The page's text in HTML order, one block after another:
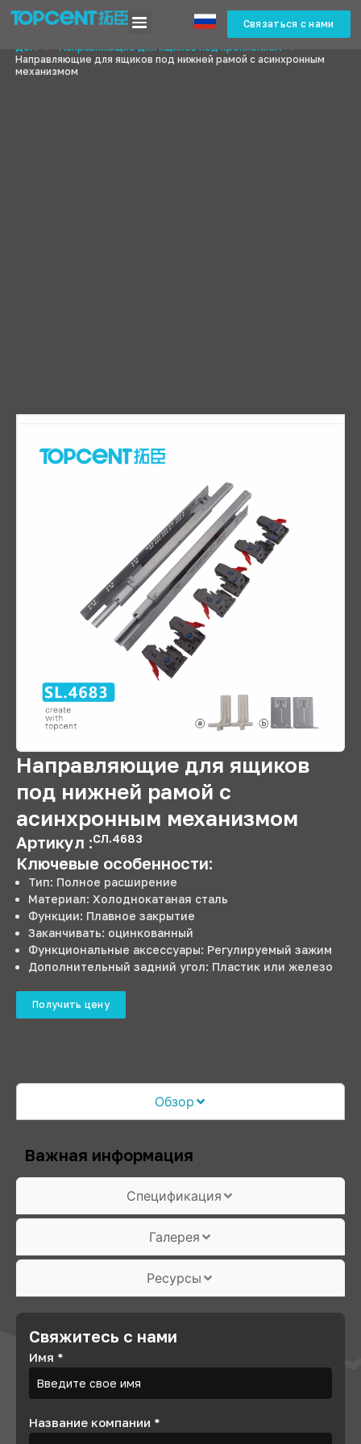
Связаться с нами
Дом
> Направляющие для ящиков под креплением
>
Направляющие для ящиков под нижней рамой с асинхронным
механизмом
Направляющие для ящиков
под нижней рамой с
асинхронным механизмом
Артикул :СЛ.4683
Ключевые особенности:
Тип: Полное расширение
Материал: Холоднокатаная сталь
Функции: Плавное закрытие
Заканчивать: оцинкованный
Функциональные аксессуары: Регулируемый зажим
Дополнительный задний угол: Пластик или железо
Получить цену
Обзор
Спецификация
Галерея
Ресурсы
Важная информация
Свяжитесь с нами
Имя *
Название компании *